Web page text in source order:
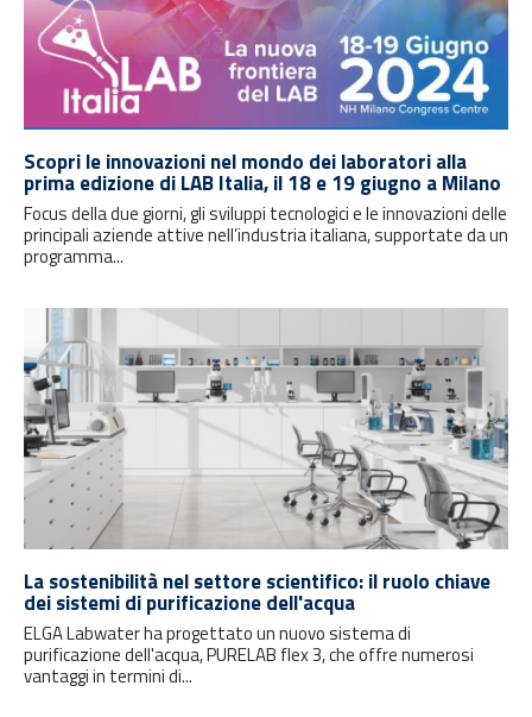
Scopri le innovazioni nel mondo dei laboratori alla
prima edizione di LAB Italia, il 18 e 19 giugno a Milano
Focus della due giorni, gli sviluppi tecnologici e le innovazioni delle
principali aziende attive nell’industria italiana, supportate da un
programma...
La sostenibilità nel settore scientifico: il ruolo chiave
dei sistemi di purificazione dell'acqua
ELGA Labwater ha progettato un nuovo sistema di
purificazione dell'acqua, PURELAB flex 3, che offre numerosi
vantaggi in termini di...